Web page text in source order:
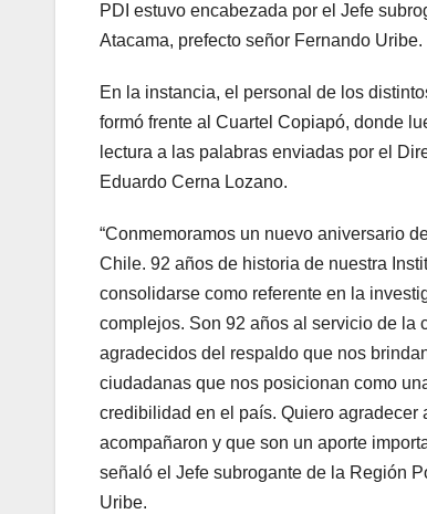
PDI estuvo encabezada por el Jefe
Atacama, prefecto señor Fernando Uribe.
En la instancia, el personal de los
formó frente al Cuartel Copiapó, donde
lectura a las palabras enviadas por el
Eduardo Cerna Lozano.
“Conmemoramos un nuevo aniversario
Chile. 92 años de historia de nuestra
consolidarse como referente en la
complejos. Son 92 años al servicio de la
agradecidos del respaldo que nos
ciudadanas que nos posicionan como
credibilidad en el país. Quiero agradecer
acompañaron y que son un aporte
señaló el Jefe subrogante de la Región
Uribe.